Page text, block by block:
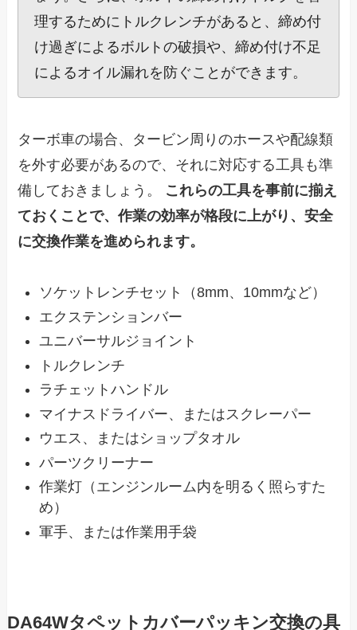
理するためにトルクレンチがあると、締め付
け過ぎによるボルトの破損や、締め付け不足
によるオイル漏れを防ぐことができます。
ターボ車の場合、タービン周りのホースや配線類
を外す必要があるので、それに対応する工具も準
備しておきましょう。 これらの工具を事前に揃え
ておくことで、作業の効率が格段に上がり、安全
に交換作業を進められます。
ソケットレンチセット（8mm、10mmなど）
エクステンションバー
ユニバーサルジョイント
トルクレンチ
ラチェットハンドル
マイナスドライバー、またはスクレーパー
ウエス、またはショップタオル
パーツクリーナー
作業灯（エンジンルーム内を明るく照らすた
め）
軍手、または作業用手袋
DA64Wタペットカバーパッキン交換の具